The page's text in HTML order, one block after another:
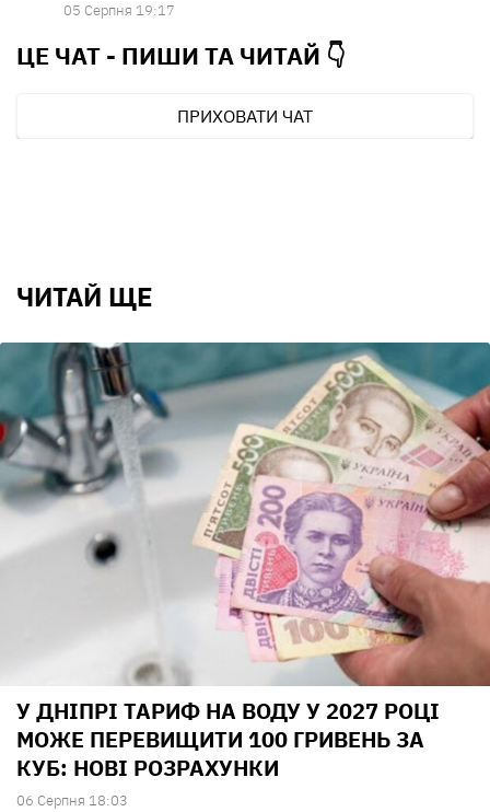
05 Серпня 19:17
ЦЕ ЧАТ - ПИШИ ТА ЧИТАЙ 👇
ПРИХОВАТИ ЧАТ
ЧИТАЙ ЩЕ
У ДНІПРІ ТАРИФ НА ВОДУ У 2027 РОЦІ
МОЖЕ ПЕРЕВИЩИТИ 100 ГРИВЕНЬ ЗА
КУБ: НОВІ РОЗРАХУНКИ
06 Серпня 18:03